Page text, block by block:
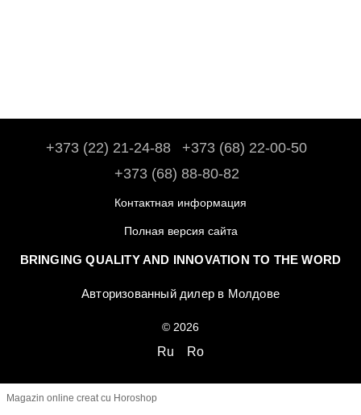
+373 (22) 21-24-88
+373 (68) 22-00-50
+373 (68) 88-80-82
Контактная информация
Полная версия сайта
BRINGING QUALITY AND INNOVATION TO THE WORD
Авторизованный дилер в Молдове
© 2026
Ru Ro
Magazin online creat cu Horoshop